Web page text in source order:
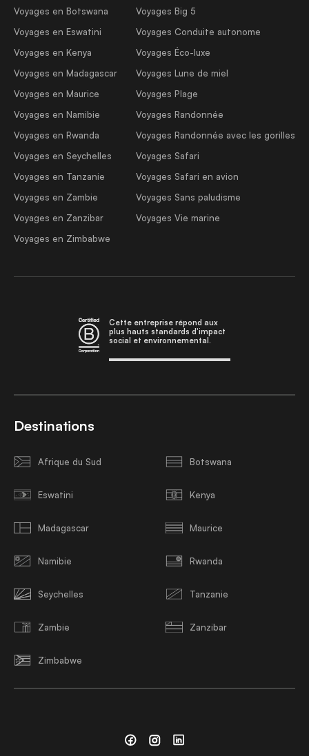
Voyages en Botswana
Voyages en Eswatini
Voyages en Kenya
Voyages en Madagascar
Voyages en Maurice
Voyages en Namibie
Voyages en Rwanda
Voyages en Seychelles
Voyages en Tanzanie
Voyages en Zambie
Voyages en Zanzibar
Voyages en Zimbabwe
Voyages Big 5
Voyages Conduite autonome
Voyages Éco-luxe
Voyages Lune de miel
Voyages Plage
Voyages Randonnée
Voyages Randonnée avec les gorilles
Voyages Safari
Voyages Safari en avion
Voyages Sans paludisme
Voyages Vie marine
Cette entreprise répond aux
plus hauts standards d'impact
social et environnemental.
Destinations
Afrique du Sud Botswana
Eswatini Kenya
Madagascar Maurice
Namibie Rwanda
Seychelles Tanzanie
Zambie Zanzibar
Zimbabwe
FacebookInstagramLinkedin